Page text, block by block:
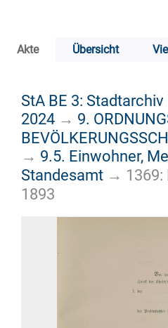
Akte Übersicht
StA BE 3:
2024 → 9.
→ 9.5. Einwohner,
Standesamt →
1893